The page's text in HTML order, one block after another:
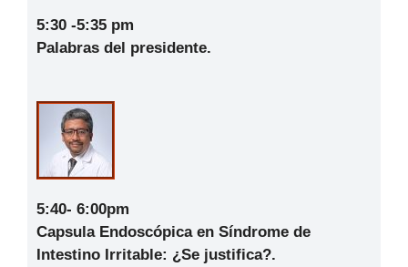
5:30 -5:35 pm
Palabras del presidente.
5:40- 6:00pm
Capsula Endoscópica en Síndrome de
Intestino Irritable: ¿Se justifica?.